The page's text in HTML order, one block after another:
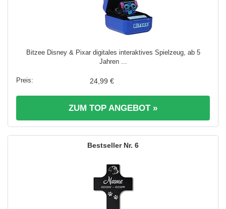
Bitzee Disney & Pixar digitales interaktives Spielzeug, ab 5
Jahren ...
24,99 €
ZUM TOP ANGEBOT »
6